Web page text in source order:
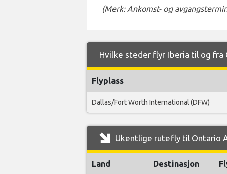
(Merk: Ankomst- og
Hvilke steder flyr Iberia til og fra
Flyplass
Dallas/Fort Worth International (DFW)
Ukentlige rutefly til Ontario
Land Destinasjon